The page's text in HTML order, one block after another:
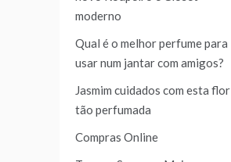
moderno
Qual é o melhor perfume para
usar num jantar com amigos?
Jasmim cuidados com esta flor
tão perfumada
Compras Online